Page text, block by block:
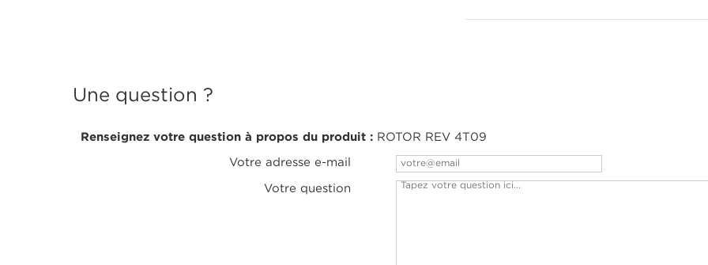
Une question ?
Renseignez votre question à propos du produit : ROTOR REV 4T09
Votre adresse e-mail
Votre question